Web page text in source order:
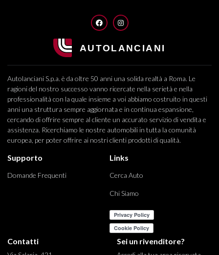
FACEBOOKINSTAGRAM
Autolanciani S.p.a. è da oltre 50 anni una solida realtà a Roma. Le
ragioni del nostro successo vanno ricercate nella serietà e nella
professionalità con la quale insieme a voi abbiamo costruito in questi
anni una struttura sempre aggiornata e in continua espansione,
cercando di offrire sempre al cliente un accurato servizio di vendita e
assistenza. Ricerchiamo le nostre automobili in tutta la comunità
europea, per poter offrire ai nostri clienti prodotti di qualità.
Supporto
Domande Frequenti
Links
Cerca Auto
Chi Siamo
Contatti Sei un rivenditore?